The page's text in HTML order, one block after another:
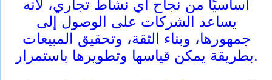
أساسيًا من نجاح أي نشاط تجاري، لأنه
يساعد الشركات على الوصول إلى
جمهورها، وبناء الثقة، وتحقيق المبيعات
بطريقة يمكن قياسها وتطويرها باستمرار.